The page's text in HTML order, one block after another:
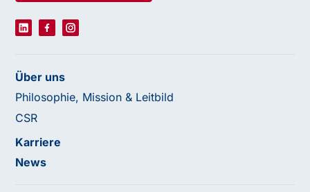
Über uns
Philosophie, Mission & Leitbild
CSR
Karriere
News